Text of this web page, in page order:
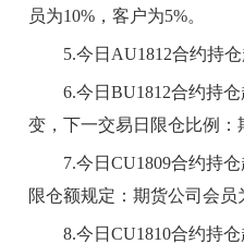
员为10%，客户为5%。
5.今日AU1812合约持
6.今日BU1812合约持
变 ，下一交易日限仓比例
7.今日CU1809合约持
限仓额规定：期货公司会员
8.今日CU1810合约持